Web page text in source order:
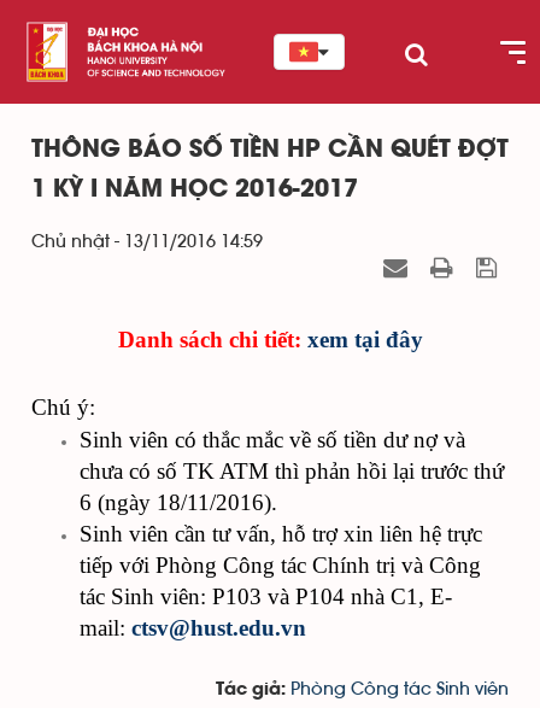
THÔNG BÁO SỐ TIỀN HP CẦN QUÉT ĐỢT
1 KỲ I NĂM HỌC 2016-2017
Chủ nhật - 13/11/2016 14:59
Danh sách chi tiết: xem tại đây
Chú ý:
Sinh viên có thắc mắc về số tiền dư nợ và
chưa có số TK ATM thì phản hồi lại trước thứ
6 (ngày 18/11/2016).
Sinh viên cần tư vấn, hỗ trợ xin liên hệ trực
tiếp với Phòng Công tác Chính trị và Công
tác Sinh viên: P103 và P104 nhà C1, E-
mail: ctsv@hust.edu.vn
Tác giả: Phòng Công tác Sinh viên